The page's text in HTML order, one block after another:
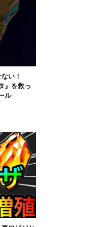
い！
』を救っ
ル